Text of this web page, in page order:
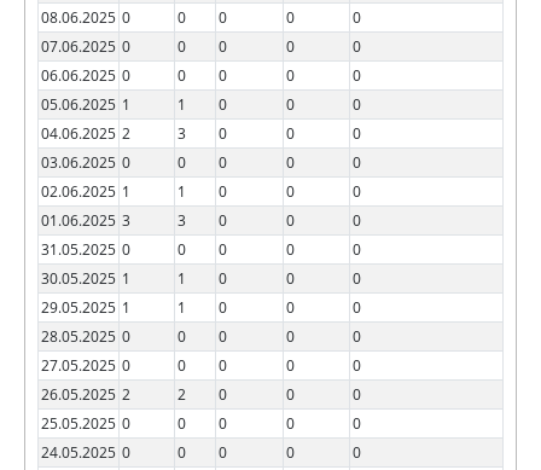
08.06.2025 0 0 0 0
0
07.06.2025 0 0 0 0
0
06.06.2025 0 0 0 0
0
05.06.2025 1 1 0 0
0
04.06.2025 2 3 0 0
0
03.06.2025 0 0 0 0
0
02.06.2025 1 1 0 0
0
01.06.2025 3 3 0 0
0
31.05.2025 0 0 0 0
0
30.05.2025 1 1 0 0
0
29.05.2025 1 1 0 0
0
28.05.2025 0 0 0 0
0
27.05.2025 0 0 0 0
0
26.05.2025 2 2 0 0
0
25.05.2025 0 0 0 0
0
24.05.2025 0 0 0 0
0